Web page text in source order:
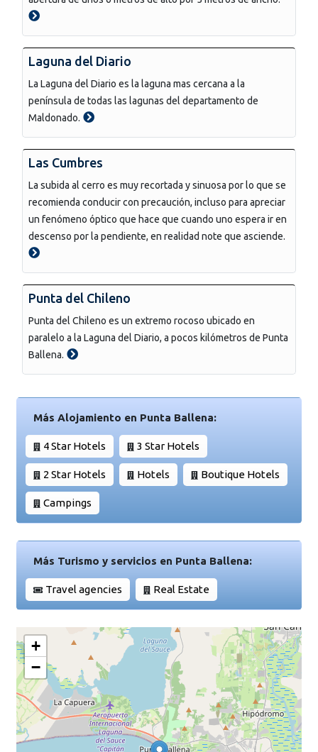
Laguna del Diario
La Laguna del Diario es la laguna mas cercana a la
península de todas las lagunas del departamento de
Maldonado.
Las Cumbres
La subida al cerro es muy recortada y sinuosa por lo que se
recomienda conducir con precaución, incluso para apreciar
un fenómeno óptico que hace que cuando uno espera ir en
descenso por la pendiente, en realidad note que asciende.
Punta del Chileno
Punta del Chileno es un extremo rocoso ubicado en
paralelo a la Laguna del Diario, a pocos kilómetros de Punta
Ballena.
Más Alojamiento en Punta Ballena:
4 Star Hotels 3 Star Hotels
2 Star Hotels Hotels Boutique Hotels
Campings
Más Turismo y servicios en Punta Ballena:
Travel agencies Real Estate
+
−